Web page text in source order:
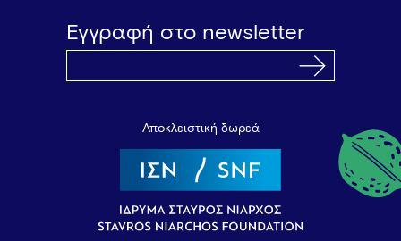
Εγγραφή στο newsletter
Αποκλειστική δωρεά